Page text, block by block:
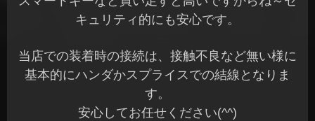
キュリティ的にも安心です。
当店での装着時の接続は、接触不良など無い様に
基本的にハンダかスプライスでの結線となりま
す。
安心してお任せください(^^)